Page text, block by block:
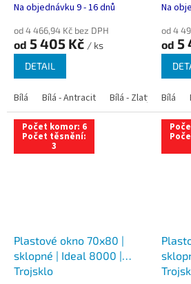
Na objednávku 9 - 16 dnů
od 4 466,94 Kč bez DPH
od 5 405 Kč / ks
DETAIL
Bílá Bílá - Antracit Bílá - Zlatý dub
Na
od 4
od 5
Bílá
Počet komor: 6
Počet těsnění:
3
Plastové okno 70x80 |
sklopné | Ideal 8000 |
Trojsklo